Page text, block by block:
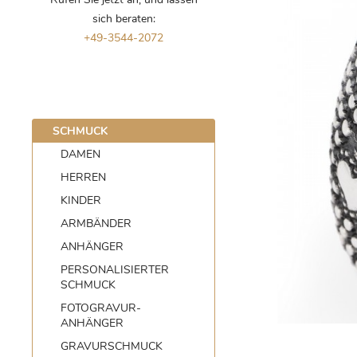
MECHANISCH
QUARZ
ANTIK &
ZUBEHÖR
PERSONALISIERTER SCHMUCK
NAMENSKETTEN
TIERKREISZEICHEN
OHRRINGE
ALLE
JACQUES
JUWELUM
ZU OSTERNsich beraten:
+49-3544-2072
SCHMUCK
DAMEN
HERREN
KINDER
ARMBÄNDER
ANHÄNGER
PERSONALISIERTER
SCHMUCK
FOTOGRAVUR-
ANHÄNGER
GRAVURSCHMUCK